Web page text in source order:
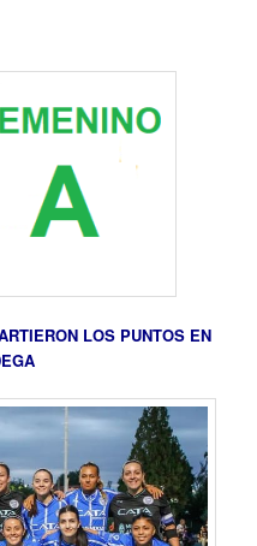
LOS PUNTOS EN